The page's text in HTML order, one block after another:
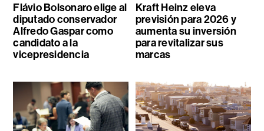
Flávio Bolsonaro elige al
diputado conservador
Alfredo Gaspar como
candidato a la
vicepresidencia
Kraft Heinz eleva
previsión para 2026 y
aumenta su inversión
para revitalizar sus
marcas